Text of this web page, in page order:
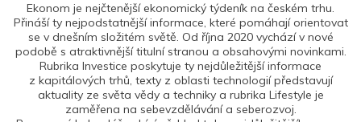
Ekonom je nejčtenější ekonomický týdeník na českém trhu.
Přináší ty nejpodstatnější informace, které pomáhají orientovat
se v dnešním složitém světě. Od října 2020 vychází v nové
podobě s atraktivnější titulní stranou a obsahovými novinkami.
Rubrika Investice poskytuje ty nejdůležitější informace
z kapitálových trhů, texty z oblasti technologií představují
aktuality ze světa vědy a techniky a rubrika Lifestyle je
zaměřena na sebevzdělávání a seberozvoj.